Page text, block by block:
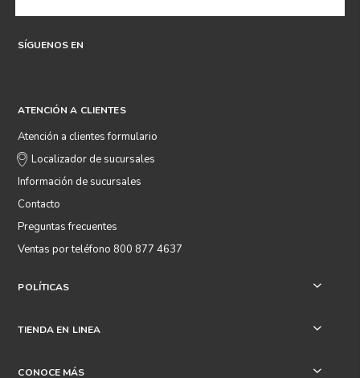
SÍGUENOS EN
ATENCIÓN A CLIENTES
Atención a clientes formulario
Localizador de sucursales
Información de sucursales
Contacto
Preguntas frecuentes
Ventas por teléfono 800 877 4637
POLÍTICAS +
TIENDA EN LINEA +
CONOCE MÁS +